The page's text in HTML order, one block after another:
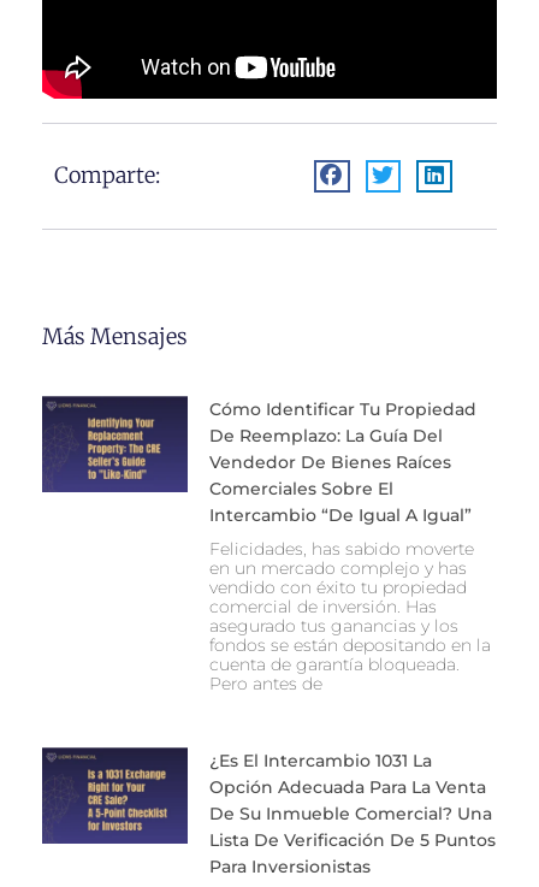
Comparte:
Más Mensajes
Cómo Identificar Tu Propiedad
De Reemplazo: La Guía Del
Vendedor De Bienes Raíces
Comerciales Sobre El
Intercambio “de Igual A Igual”
Felicidades, has sabido moverte
en un mercado complejo y has
vendido con éxito tu propiedad
comercial de inversión. Has
asegurado tus ganancias y los
fondos se están depositando en la
cuenta de garantía bloqueada.
Pero antes de
¿Es El Intercambio 1031 La
Opción Adecuada Para La Venta
De Su Inmueble Comercial? Una
Lista De Verificación De 5 Puntos
Para Inversionistas